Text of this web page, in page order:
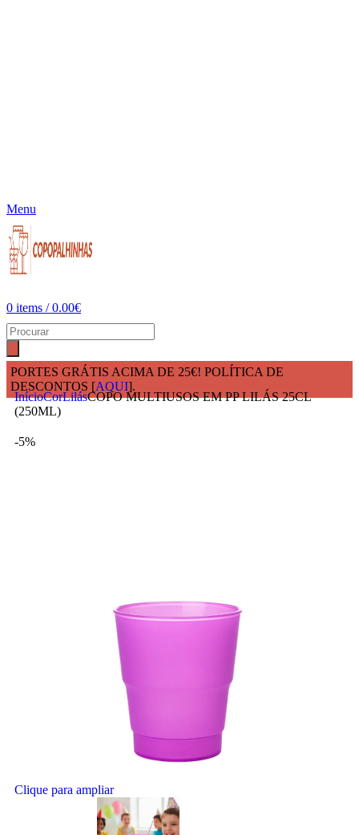
Menu
0 items / 0.00€
PORTES GRÁTIS ACIMA DE 25€! POLÍTICA DE
DESCONTOS [AQUI].
InícioCorLilásCOPO MULTIUSOS EM PP LILÁS 25CL
(250ML)
-5%
Clique para ampliar